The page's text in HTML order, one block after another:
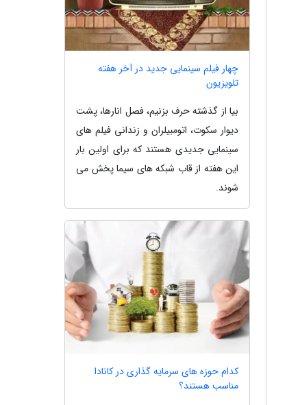
چهار فیلم سینمایی جدید در آخر هفته
تلویزیون
بیا از گذشته حرف بزنیم، فصل انارها، پشت
دیوار سکوت، اتومبیلران و زندانی فیلم های
سینمایی جدیدی هستند که برای اولین بار
این هفته از قاب شبکه های سیما پخش می
شوند.
کدام حوزه های سرمایه گذاری در کانادا
مناسب هستند؟